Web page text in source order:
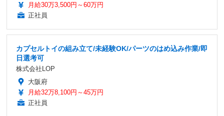
月給30万3,500円～60万円
正社員
カプセルトイの組み立て/未経験OK/パーツのはめ込み作業/即
日選考可
株式会社LOP
大阪府
月給32万8,100円～45万円
正社員